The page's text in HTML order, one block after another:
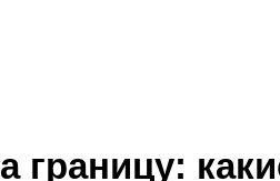
границу: